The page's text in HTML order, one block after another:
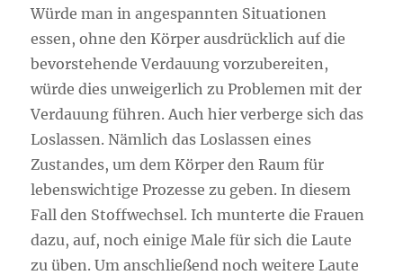
Würde man in angespannten Situationen
essen, ohne den Körper ausdrücklich auf die
bevorstehende Verdauung vorzubereiten,
würde dies unweigerlich zu Problemen mit der
Verdauung führen. Auch hier verberge sich das
Loslassen. Nämlich das Loslassen eines
Zustandes, um dem Körper den Raum für
lebenswichtige Prozesse zu geben. In diesem
Fall den Stoffwechsel. Ich munterte die Frauen
dazu, auf, noch einige Male für sich die Laute
zu üben. Um anschließend noch weitere Laute